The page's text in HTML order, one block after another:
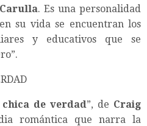
. Es una personalidad
su vida se encuentran los
y educativos que se
de verdad”, de Craig
romántica que narra la